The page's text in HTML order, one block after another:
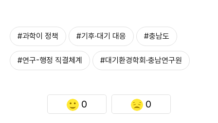
#과학이 정책 #기후·대기 대응 #충남도
#연구-행정 직결체계 #대기환경학회·충남연구원
0 0